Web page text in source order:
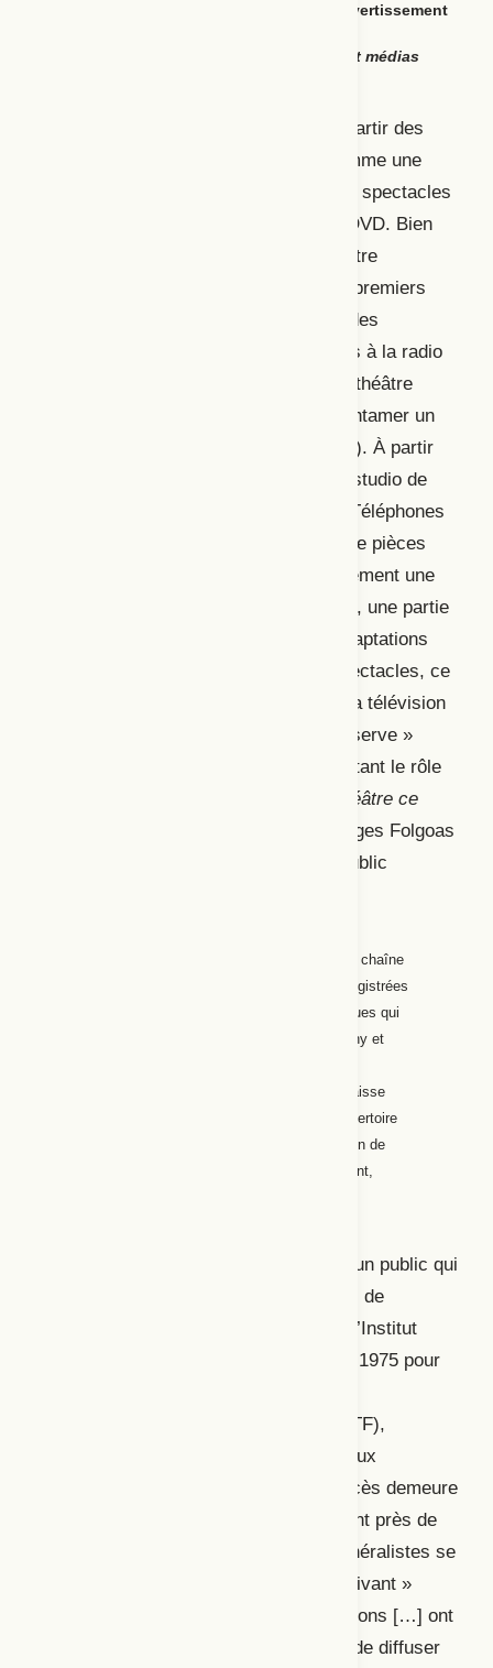
Avant la pandémie, une fonction de pur divertissement
Petite histoire de la relation entre théâtre et médias
Dès sa création en 2005, et surtout à partir des
années 2010, YouTube est exploité comme une
zone de retransmission où partager les spectacles
diffusés par la télévision ou édités en DVD. Bien
avant la naissance de YouTube, le théâtre
entretient une longue histoire avec les premiers
médias audiovisuels : depuis le début des
années 1920, des pièces sont diffusées à la radio
(Méadel, 1991). Entre 1946 et 1962, le théâtre
radiophonique vit un âge d’or avant d’entamer un
déclin progressif (Chénetier-Alev, 2019). À partir
de 1935, avec l’installation du premier studio de
télévision aux Postes, Télégraphes et Téléphones
(PTT), qui diffuse bientôt des extraits de pièces
(Delavaud, 2005), le théâtre noue également une
. Cependant, une partie
du théâtre télévisuel est constitué de captations
diffusées depuis diverses salles de spectacles, ce
qui fait dire à Gilles Marsolais que « [l]a télévision
est devenue une usine de mise en conserve »
(Marsolais, 1973 : 11). Rappelons pourtant le rôle
Au théâtre ce
, créée par Pierre Sabbagh et Georges Folgoas
pour faire (re)découvrir le théâtre au public
De 1966 à 1984, la première et la deuxième chaîne
[…] diffuseront plus de 400 pièces […] enregistrées
[…] en direct lors de représentations publiques qui
se tiennent pour la plupart au théâtre Marigny et
programmation, volontairement disparate, laisse
apparaître un souci de popularisation du répertoire
classique français et étranger et une mission de
découverte d’auteurs contemporains (Hersant,
Il y a là une opération de reconquête d’un public qui
ne fréquente plus (beaucoup) les salles de
spectacles. Après la fin de l’émission, l’Institut
national de l’audiovisuel (INA), créé en 1975 pour
radiodiffusion-télévision française (ORTF),
recueille les pièces diffusées durant deux
décennies (Sécail, 2008), mais leur accès demeure
payant. En outre, après cela, « [p]endant près de
vingt ans, les chaînes de télévision généralistes se
détournent du théâtre et du spectacle vivant »
(Baldacchino, 2019); « les retransmissions […] ont
presque disparu. Il n’est plus question de diffuser